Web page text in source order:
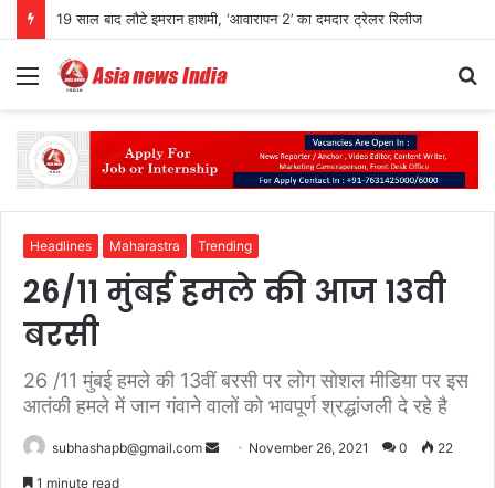
Menu
Headlines Maharastra Trending
26/11 मुंबई हमले की आज 13वी
बरसी
26 /11 मुंबई हमले की 13वीं बरसी पर लोग सोशल मीडिया पर इस
आतंकी हमले में जान गंवाने वालों को भावपूर्ण श्रद्धांजली दे रहे है
subhashapb@gmail.com
Send November 26, 2021 0 22
1 minute read